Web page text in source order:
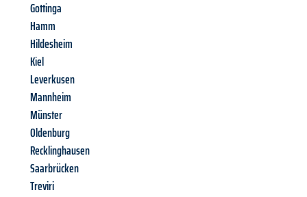
Gottinga
Hamm
Hildesheim
Kiel
Leverkusen
Mannheim
Münster
Oldenburg
Recklinghausen
Saarbrücken
Treviri